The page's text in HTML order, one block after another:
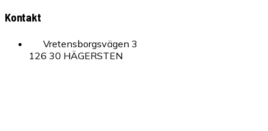
Kontakt
Vretensborgsvägen 3
126 30 HÄGERSTEN